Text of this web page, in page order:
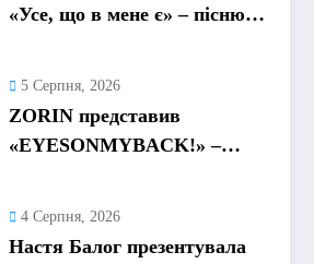
«Усе, що в мене є» – пісню
5 Серпня, 2026
ZORIN представив
«EYESONMYBACK!» –
4 Серпня, 2026
Настя Балог презентувала